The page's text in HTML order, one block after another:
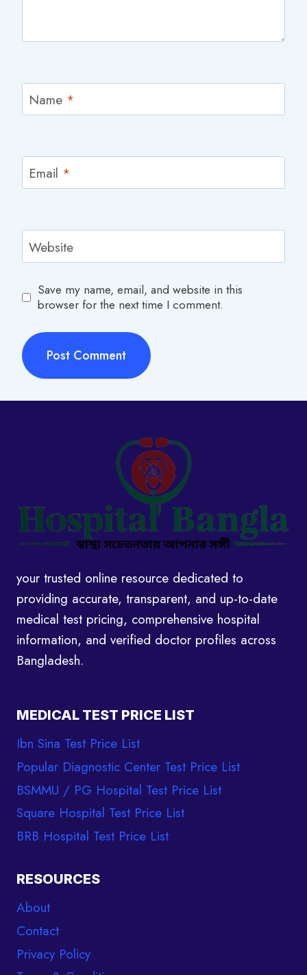
Name *
Email *
Website
Save my name, email, and website in this
browser for the next time I comment.
your trusted online resource dedicated to
providing accurate, transparent, and up-to-date
medical test pricing, comprehensive hospital
information, and verified doctor profiles across
Bangladesh.
MEDICAL TEST PRICE LIST
Ibn Sina Test Price List
Popular Diagnostic Center Test Price List
BSMMU / PG Hospital Test Price List
Square Hospital Test Price List
BRB Hospital Test Price List
RESOURCES
About
Contact
Privacy Policy